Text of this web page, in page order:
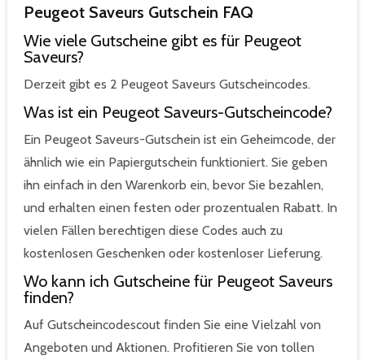
Peugeot Saveurs Gutschein FAQ
Wie viele Gutscheine gibt es für Peugeot
Saveurs?
Derzeit gibt es 2 Peugeot Saveurs Gutscheincodes.
Was ist ein Peugeot Saveurs-Gutscheincode?
Ein Peugeot Saveurs-Gutschein ist ein Geheimcode, der
ähnlich wie ein Papiergutschein funktioniert. Sie geben
ihn einfach in den Warenkorb ein, bevor Sie bezahlen,
und erhalten einen festen oder prozentualen Rabatt. In
vielen Fällen berechtigen diese Codes auch zu
kostenlosen Geschenken oder kostenloser Lieferung.
Wo kann ich Gutscheine für Peugeot Saveurs
finden?
Auf Gutscheincodescout finden Sie eine Vielzahl von
Angeboten und Aktionen. Profitieren Sie von tollen